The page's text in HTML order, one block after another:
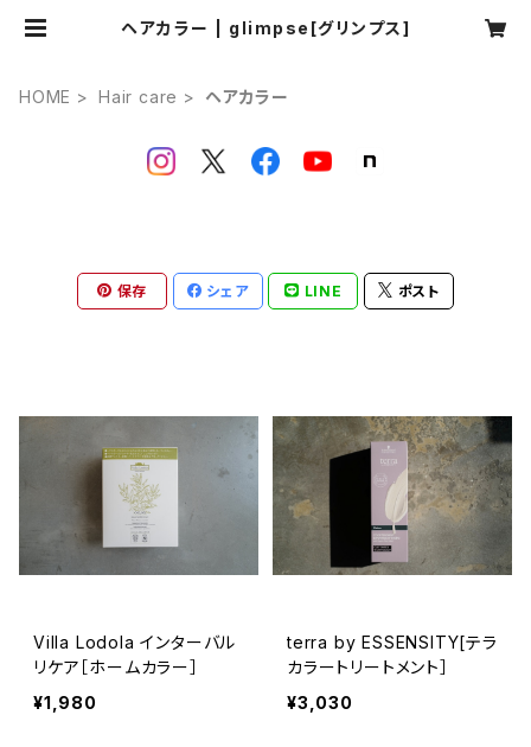
ヘアカラー | glimpse[グリンプス]
HOME Hair care ヘアカラー
保存 シェア LINE ポスト
Villa Lodola インターバル
リケア［ホームカラー］
¥1,980
terra by ESSENSITY[テラ
カラートリートメント］
¥3,030